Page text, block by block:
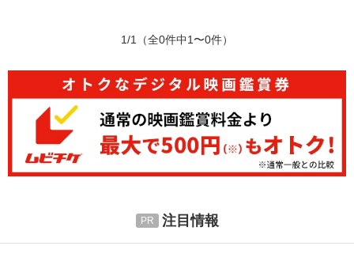
1/1 （全0件中1〜0件）
注目情報